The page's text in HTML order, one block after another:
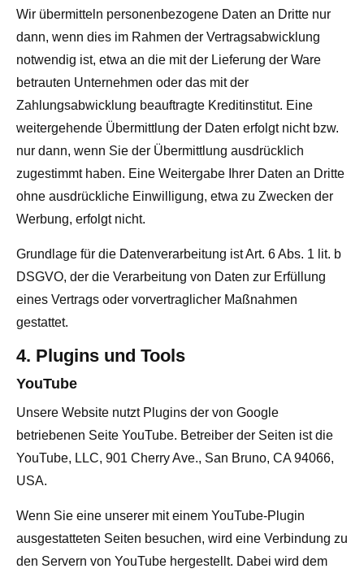
Wir übermitteln personenbezogene Daten an Dritte nur
dann, wenn dies im Rahmen der Vertragsabwicklung
notwendig ist, etwa an die mit der Lieferung der Ware
betrauten Unternehmen oder das mit der
Zahlungsabwicklung beauftragte Kreditinstitut. Eine
weitergehende Übermittlung der Daten erfolgt nicht bzw.
nur dann, wenn Sie der Übermittlung ausdrücklich
zugestimmt haben. Eine Weitergabe Ihrer Daten an Dritte
ohne ausdrückliche Einwilligung, etwa zu Zwecken der
Werbung, erfolgt nicht.
Grundlage für die Datenverarbeitung ist Art. 6 Abs. 1 lit. b
DSGVO, der die Verarbeitung von Daten zur Erfüllung
eines Vertrags oder vorvertraglicher Maßnahmen
gestattet.
4. Plugins und Tools
YouTube
Unsere Website nutzt Plugins der von Google
betriebenen Seite YouTube. Betreiber der Seiten ist die
YouTube, LLC, 901 Cherry Ave., San Bruno, CA 94066,
USA.
Wenn Sie eine unserer mit einem YouTube-Plugin
ausgestatteten Seiten besuchen, wird eine Verbindung zu
den Servern von YouTube hergestellt. Dabei wird dem